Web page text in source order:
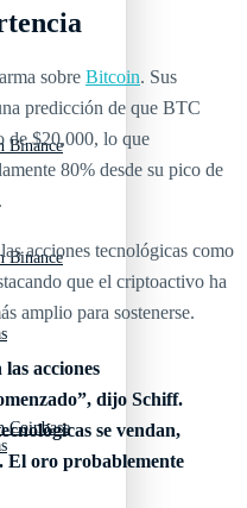
Binance
Coinbase
Binance
sobre Bitcoin. Sus
predicción de que BTC
de $20,000, lo que
80% desde su pico de
acciones tecnológicas como
que el criptoactivo ha
amplio para sostenerse.
acciones
dijo Schiff.
se vendan,
El oro probablemente